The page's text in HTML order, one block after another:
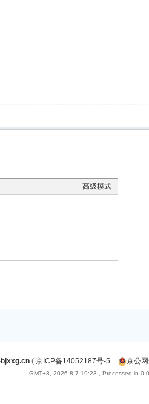
高级模式
bjxxg.cn ( 京ICP备14052187号-5 | 京公
GMT+8, 2026-8-7 19:23 , Processed in